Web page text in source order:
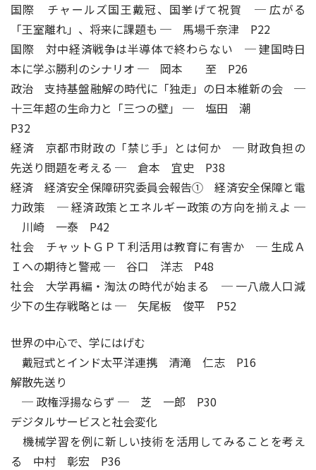
国際 チャールズ国王戴冠、国挙げて祝賀 ─ 広がる
「王室離れ」、将来に課題も ─ 馬場千奈津 P22
国際 対中経済戦争は半導体で終わらない ─ 建国時日
本に学ぶ勝利のシナリオ ─ 岡本 至 P26
政治 支持基盤融解の時代に「独走」の日本維新の会 ─
十三年超の生命力と「三つの壁」 ─ 塩田 潮
P32
経済 京都市財政の「禁じ手」とは何か ─ 財政負担の
先送り問題を考える ─ 倉本 宜史 P38
経済 経済安全保障研究委員会報告① 経済安全保障と電
力政策 ─ 経済政策とエネルギー政策の方向を揃えよ ─
川崎 一泰 P42
社会 チャットＧＰＴ利活用は教育に有害か ─ 生成Ａ
Ｉへの期待と警戒 ─ 谷口 洋志 P48
社会 大学再編・淘汰の時代が始まる ─ 一八歳人口減
少下の生存戦略とは ─ 矢尾板 俊平 P52
世界の中心で、学にはげむ
戴冠式とインド太平洋連携 清滝 仁志 P16
解散先送り
─ 政権浮揚ならず ─ 芝 一郎 P30
デジタルサービスと社会変化
機械学習を例に新しい技術を活用してみることを考え
る 中村 彰宏 P36